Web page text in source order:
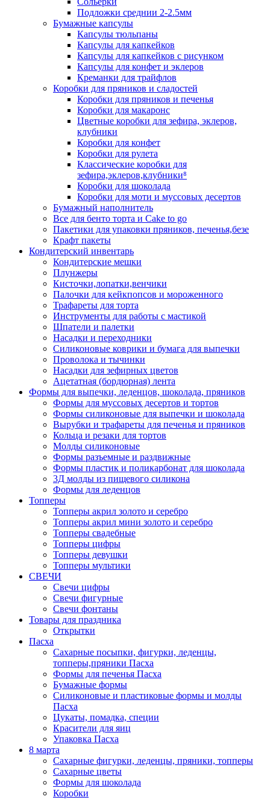
Подложки среднии 2-2.5мм
Бумажные капсулы
Капсулы тюльпаны
Капсулы для капкейков
Капсулы для капкейков с рисунком
Капсулы для конфет и эклеров
Креманки для трайфлов
Коробки для пряников и сладостей
Коробки для пряников и печенья
Коробки для макаронс
Цветные коробки для зефира, эклеров,
клубники
Коробки для конфет
Коробки для рулета
Классические коробки для
зефира,эклеров,клубники⁸
Коробки для шоколада
Коробки для моти и муссовых десертов
Бумажный наполнитель
Все для бенто торта и Cake to go
Пакетики для упаковки пряников, печенья,безе
Крафт пакеты
Кондитерский инвентарь
Кондитерские мешки
Плунжеры
Кисточки,лопатки,венчики
Палочки для кейкпопсов и мороженного
Трафареты для торта
Инструменты для работы с мастикой
Шпатели и палетки
Насадки и переходники
Силиконовые коврики и бумага для выпечки
Проволока и тычинки
Насадки для зефирных цветов
Ацетатная (бордюрная) лента
Формы для выпечки, леденцов, шоколада, пряников
Формы для муссовых десертов и тортов
Формы силиконовые для выпечки и шоколада
Вырубки и трафареты для печенья и пряников
Кольца и резаки для тортов
Молды силиконовые
Формы разъемные и раздвижные
Формы пластик и поликарбонат для шоколада
3Д молды из пищевого силикона
Формы для леденцов
Топперы
Топперы акрил золото и серебро
Топперы акрил мини золото и серебро
Топперы свадебные
Топперы цифры
Топперы девушки
Топперы мультики
СВЕЧИ
Свечи цифры
Свечи фигурные
Свечи фонтаны
Товары для праздника
Открытки
Пасха
Сахарные посыпки, фигурки, леденцы,
топперы,пряники Пасха
Формы для печенья Пасха
Бумажные формы
Силиконовые и пластиковые формы и молды
Пасха
Цукаты, помадка, специи
Красители для яиц
Упаковка Пасха
8 марта
Сахарные фигурки, леденцы, пряники, топперы
Сахарные цветы
Формы для шоколада
Коробки